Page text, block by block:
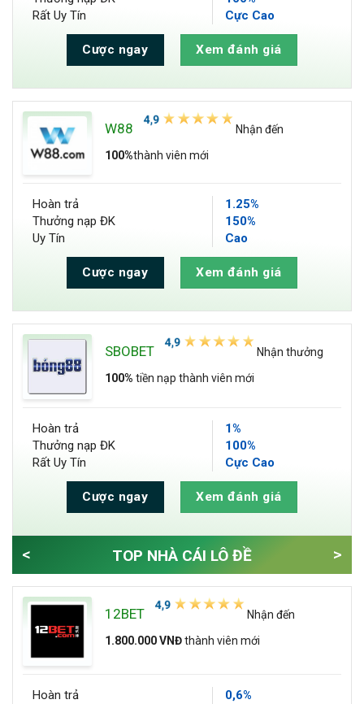
Rất Uy Tín
Cực Cao
Cược ngay Xem đánh giá
W88 Nhận đến
100%thành viên mới
Hoàn trả
1.25%
Thưởng nạp ĐK
150%
Uy Tín
Cao
Cược ngay Xem đánh giá
SBOBET Nhận thưởng
100% tiền nạp thành viên mới
Hoàn trả
1%
Thưởng nạp ĐK
100%
Rất Uy Tín
Cực Cao
Cược ngay Xem đánh giá
< TOP NHÀ CÁI LÔ ĐỀ >
12BET Nhận đến
1.800.000 VNĐthành viên mới
Hoàn trả
0,6%